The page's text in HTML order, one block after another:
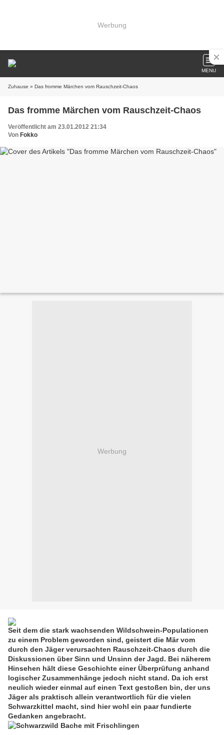
Werbung
MENU
Zuhause » Das fromme Märchen vom Rauschzeit-Chaos
Das fromme Märchen vom Rauschzeit-Chaos
Veröffentlicht am 23.01.2012 21:34
Von Fokko
Werbung
Seit dem die stark wachsenden Wildschwein-Populationen
zu einem Problem geworden sind, geistert die Mär vom
durch den Jäger verursachten Rauschzeit-Chaos durch die
Diskussionen über Sinn und Unsinn der Jagd. Bei näherem
Hinsehen hält diese Geschichte einer Überprüfung anhand
logischer Zusammenhänge jedoch nicht stand. Da ich erst
neulich wieder einmal auf einen Text gestoßen bin, der uns
Jäger als praktisch allein verantwortlich für die vielen
Schwarzkittel macht, sind hier wohl ein paar fundierte
Gedanken angebracht.